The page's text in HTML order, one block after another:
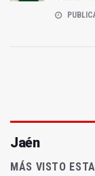
Jaén
MÁS VISTO